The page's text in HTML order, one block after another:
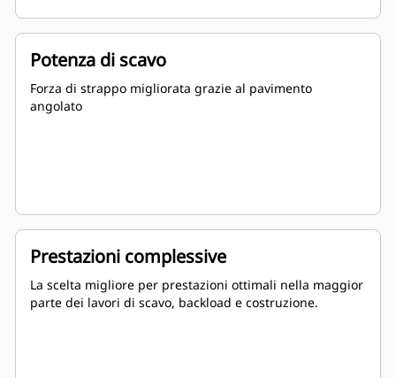
Potenza di scavo
Forza di strappo migliorata grazie al pavimento
angolato
Prestazioni complessive
La scelta migliore per prestazioni ottimali nella maggior
parte dei lavori di scavo, backload e costruzione.